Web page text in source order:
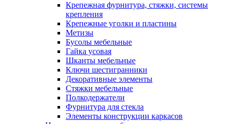
Крепежная фурнитура, стяжки, системы
крепления
Крепежные уголки и пластины
Метизы
Бусолы мебельные
Гайка усовая
Шканты мебельные
Ключи шестигранники
Декоративные элементы
Стяжки мебельные
Полкодержатели
Фурнитура для стекла
Элементы конструкции каркасов